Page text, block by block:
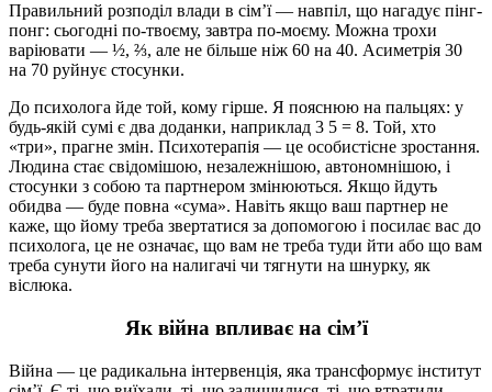
Правильний розподіл влади в сім’ї — навпіл, що нагадує пінг-
понг: сьогодні по-твоєму, завтра по-моєму. Можна трохи
варіювати — ½, ⅔, але не більше ніж 60 на 40. Асиметрія 30
на 70 руйнує стосунки.
До психолога йде той, кому гірше. Я пояснюю на пальцях: у
будь-якій сумі є два доданки, наприклад 3 5 = 8. Той, хто
«три», прагне змін. Психотерапія — це особистісне зростання.
Людина стає свідомішою, незалежнішою, автономнішою, і
стосунки з собою та партнером змінюються. Якщо йдуть
обидва — буде повна «сума». Навіть якщо ваш партнер не
каже, що йому треба звертатися за допомогою і посилає вас до
психолога, це не означає, що вам не треба туди йти або що вам
треба сунути його на налигачі чи тягнути на шнурку, як
віслюка.
Як війна впливає на сім’ї
Війна — це радикальна інтервенція, яка трансформує інститут